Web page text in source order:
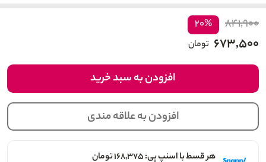
۸۴۱,۹۰۰ ۲۰%
۶۷۳,۵۰۰ تومان
افزودن به سبد خرید
افزودن به علاقه مندی
هر قسط با اسنپ پی: ۱۶۸,۳۷۵ تومان